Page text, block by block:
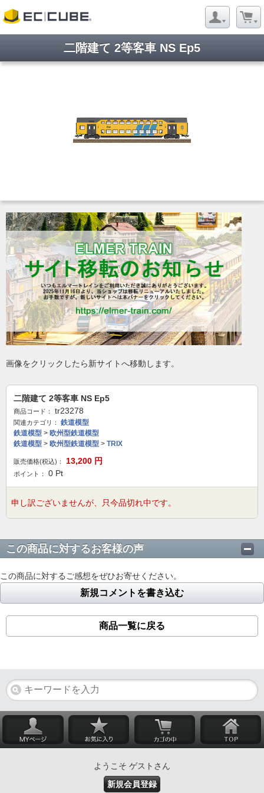
二階建て 2等客車 NS Ep5
画像をクリックしたら新サイトへ移動します。
二階建て 2等客車 NS Ep5
商品コード： tr23278
関連カテゴリ：
鉄道模型
鉄道模型 > 欧州型鉄道模型
鉄道模型 > 欧州型鉄道模型 > TRIX
販売価格(税込)： 13,200 円
ポイント： 0 Pt
申し訳ございませんが、只今品切れ中です。
この商品に対するお客様の声
この商品に対するご感想をぜひお寄せください。
新規コメントを書き込む
商品一覧に戻る
ようこそ ゲストさん
新規会員登録